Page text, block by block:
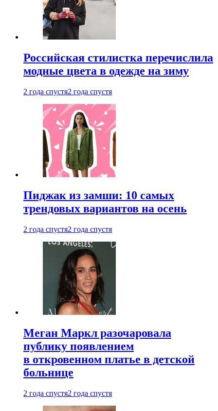
Российская стилистка перечислила
модные цвета в одежде на зиму
2 года спустя2 года спустя
Пиджак из замши: 10 самых
трендовых вариантов на осень
2 года спустя2 года спустя
Меган Маркл разочаровала
публику появлением
в откровенном платье в детской
больнице
2 года спустя2 года спустя